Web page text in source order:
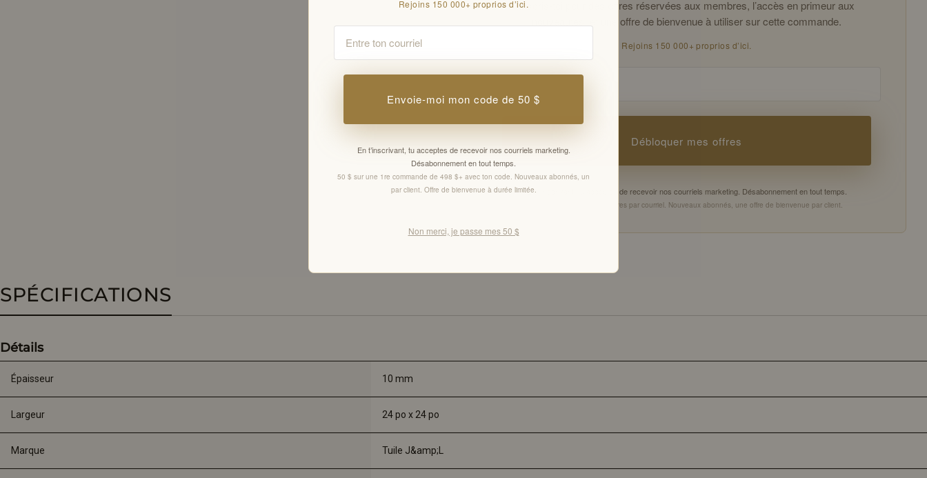
Inscris-toi pour des offres réservées aux membres, l’accès en primeur aux
nouveautés, et une offre de bienvenue à utiliser sur cette commande.
Rejoins 150 000+ proprios d’ici.
Email
Débloquer mes offres
En t’inscrivant, tu acceptes de recevoir nos courriels marketing. Désabonnement en tout temps.
Offres réservées aux membres par courriel. Nouveaux abonnés, une offre de bienvenue par client.
SPÉCIFICATIONS
Détails
Épaisseur 10 mm
Largeur 24 po x 24 po
Marque Tuile J&amp;L
Rejoins 150 000+ proprios d’ici.
Email
Envoie-moi mon code de 50 $
En t’inscrivant, tu acceptes de recevoir nos courriels marketing.
Désabonnement en tout temps.
50 $ sur une 1re commande de 498 $+ avec ton code. Nouveaux abonnés, un
par client. Offre de bienvenue à durée limitée.
Non merci, je passe mes 50 $